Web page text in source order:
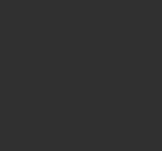
à s’évader d’Azkaban.
Chaudron baveur
Harry retrouve ses amis
font leurs achats pour la
une conversation entre
le tuer.